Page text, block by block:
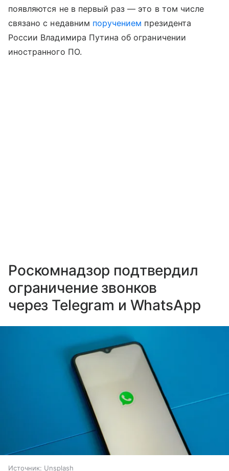
появляются не в первый раз — это в том числе
связано с недавним поручением президента
России Владимира Путина об ограничении
иностранного ПО.
Роскомнадзор подтвердил
ограничение звонков
через Telegram и WhatsApp
Источник: Unsplash